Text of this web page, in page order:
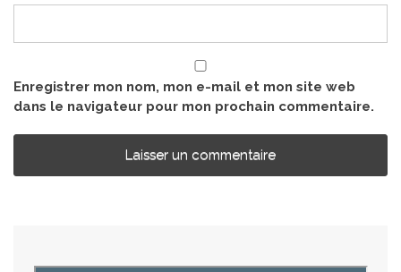
Enregistrer mon nom, mon e-mail et mon site web
dans le navigateur pour mon prochain commentaire.